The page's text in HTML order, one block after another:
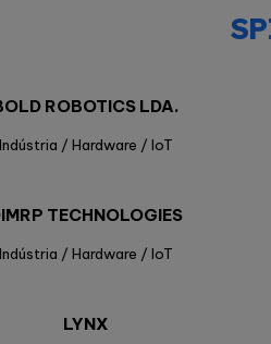
ROBOTICS LDA.
Indústria / Hardware / IoT
TECHNOLOGIES
Indústria / Hardware / IoT
LYNX